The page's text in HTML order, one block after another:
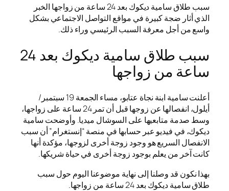
سبب طلاق سامية ديكوك بعد 24 ساعة من زواجها الخبر
الذي أثار ضجة كبيرة في مواقع التواصل الاجتماعي بشكل
واسع من أجل معرفة السبب الرئيسي وراء ذلك.
سبب طلاق سامية ديكوك بعد 24
ساعة من زواجها
أعلنت سامية ابنة نجاة عتابو، مساء الجمعة 19 سبتمبر/
أيلول، انفصالها عن زوجها قبل أن تمر 24 ساعة على زواجها،
وسط صدمة متابعيها على السوشال ميديا. وأوضحت سامية
ديكوك، في فيديو عبر حسابها في منصة “إنستغرام” أن سبب
الانفصال السريع هو وجود زوجة أخرى لزوجها، مؤكدة أنها
كانت آخر من يعلم بوجود زوجة أخرى في حياة شريكها.
بهذا نكون قد وصلنا إلى نهاية موضوعنا اليوم حول سبب
طلاق سامية ديكوك بعد 24 ساعة من زواجها.